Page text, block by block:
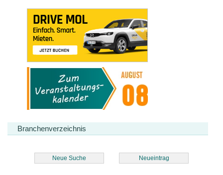
Branchenverzeichnis
Neue Suche Neueintrag